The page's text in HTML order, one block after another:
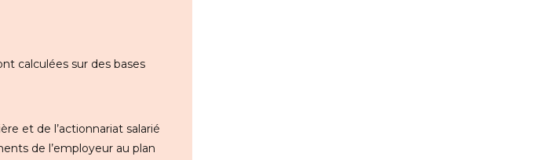
calculées sur des bases
et de l’actionnariat salarié
de l’employeur au plan